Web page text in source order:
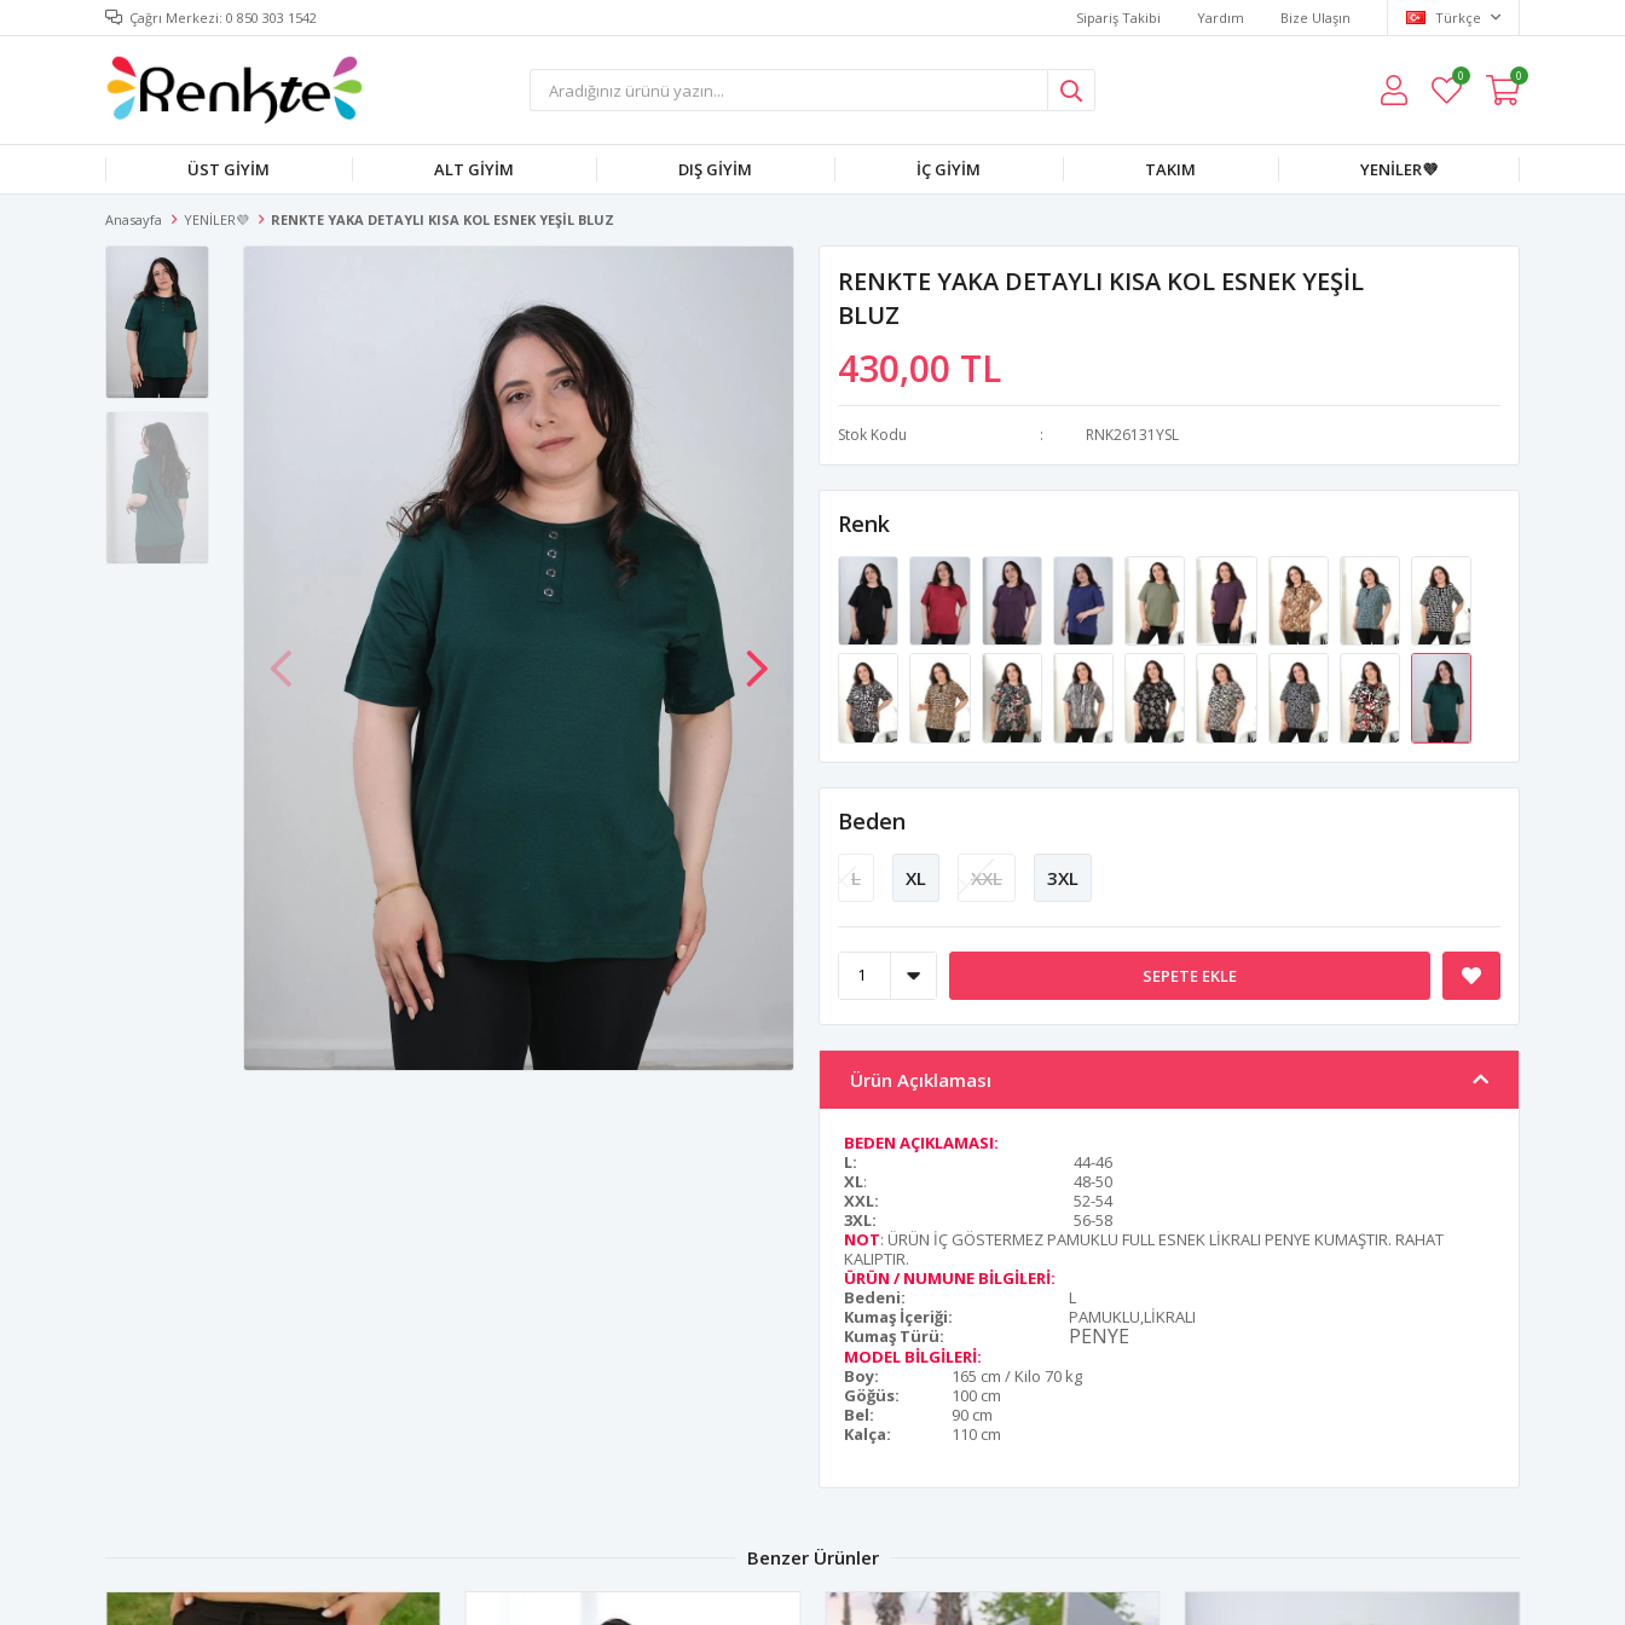
Çağrı Merkezi: 0 850 303 1542 Sipariş Takibi Yardım Bize Ulaşın Türkçe
0 0
ÜST GİYİM ALT GİYİM DIŞ GİYİM İÇ GİYİM TAKIM YENİLER💜
Anasayfa YENİLER💜 RENKTE YAKA DETAYLI KISA KOL ESNEK YEŞİL BLUZ
RENKTE YAKA DETAYLI KISA KOL ESNEK YEŞİL
BLUZ
430,00 TL
Stok Kodu RNK26131YSL
Renk
Beden
L XL XXL 3XL
SEPETE EKLE
Ürün Açıklaması
BEDEN AÇIKLAMASI:
L:
44-46
XL:
48-50
XXL:
52-54
3XL:
56-58
NOT: ÜRÜN İÇ GÖSTERMEZ PAMUKLU FULL ESNEK LİKRALI PENYE KUMAŞTIR. RAHAT
KALIPTIR.
ÜRÜN / NUMUNE BİLGİLERİ:
Bedeni:
L
Kumaş İçeriği:
PAMUKLU,LİKRALI
Kumaş Türü:
PENYE
MODEL BİLGİLERİ:
Boy:
165 cm / Kilo 70 kg
Göğüs:
100 cm
Bel:
90 cm
Kalça:
110 cm
Benzer Ürünler